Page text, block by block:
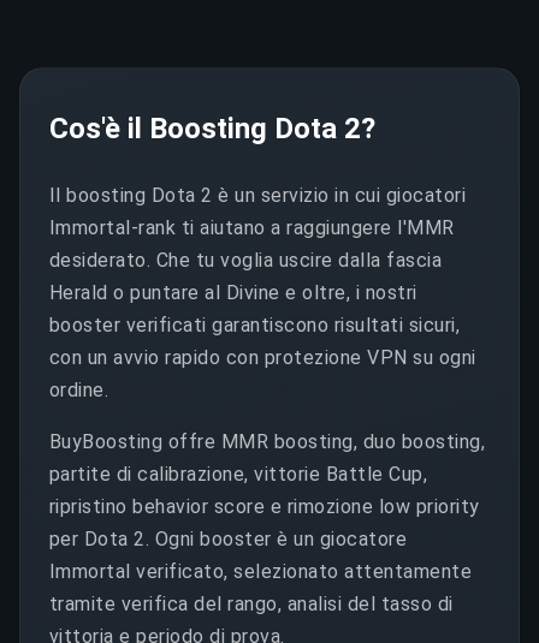
Cos'è il Boosting Dota 2?
Il boosting Dota 2 è un servizio in cui giocatori
Immortal-rank ti aiutano a raggiungere l'MMR
desiderato. Che tu voglia uscire dalla fascia
Herald o puntare al Divine e oltre, i nostri
booster verificati garantiscono risultati sicuri,
con un avvio rapido con protezione VPN su ogni
ordine.
BuyBoosting offre MMR boosting, duo boosting,
partite di calibrazione, vittorie Battle Cup,
ripristino behavior score e rimozione low priority
per Dota 2. Ogni booster è un giocatore
Immortal verificato, selezionato attentamente
tramite verifica del rango, analisi del tasso di
vittoria e periodo di prova.